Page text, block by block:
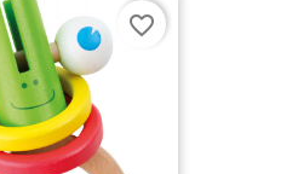
favorite_border